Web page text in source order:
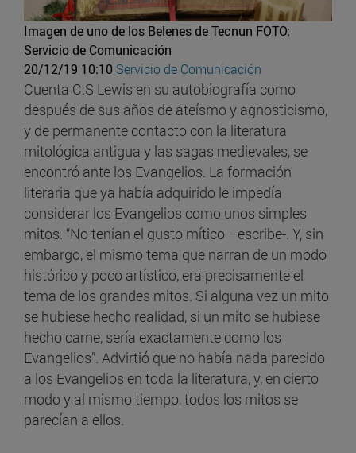
Imagen de uno de los Belenes de Tecnun FOTO:
Servicio de Comunicación
20/12/19 10:10 Servicio de Comunicación
Cuenta C.S Lewis en su autobiografía como
después de sus años de ateísmo y agnosticismo,
y de permanente contacto con la literatura
mitológica antigua y las sagas medievales, se
encontró ante los Evangelios. La formación
literaria que ya había adquirido le impedía
considerar los Evangelios como unos simples
mitos. “No tenían el gusto mítico –escribe-. Y, sin
embargo, el mismo tema que narran de un modo
histórico y poco artístico, era precisamente el
tema de los grandes mitos. Si alguna vez un mito
se hubiese hecho realidad, si un mito se hubiese
hecho carne, sería exactamente como los
Evangelios”. Advirtió que no había nada parecido
a los Evangelios en toda la literatura, y, en cierto
modo y al mismo tiempo, todos los mitos se
parecían a ellos.